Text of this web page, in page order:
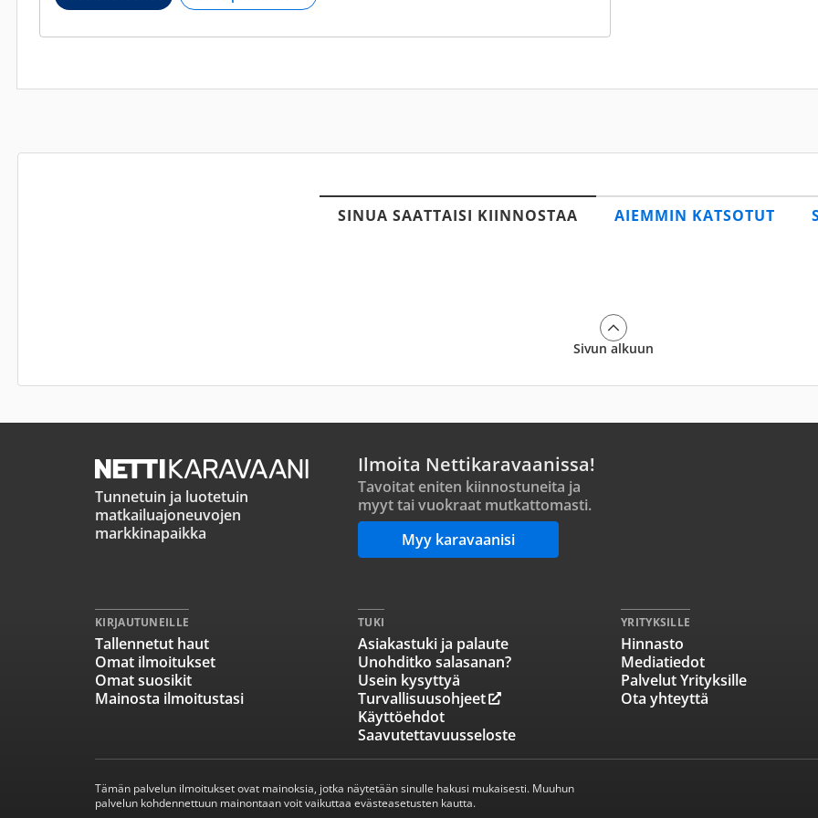
SINUA SAATTAISI KIINNOSTAA AIEMMIN KATSOTUT
Sivun alkuun
Tunnetuin ja luotetuin
matkailuajoneuvojen
markkinapaikka
Ilmoita Nettikaravaanissa!
Tavoitat eniten kiinnostuneita ja
myyt tai vuokraat mutkattomasti.
Myy karavaanisi
KIRJAUTUNEILLE
Tallennetut haut
Omat ilmoitukset
Omat suosikit
Mainosta ilmoitustasi
TUKI
Asiakastuki ja palaute
Unohditko salasanan?
Usein kysyttyä
Turvallisuusohjeet
Käyttöehdot
Saavutettavuusseloste
YRITYKSILLE
Hinnasto
Mediatiedot
Palvelut Yrityksille
Ota yhteyttä
Tämän palvelun ilmoitukset ovat mainoksia, jotka näytetään sinulle hakusi mukaisesti. Muuhun
palvelun kohdennettuun mainontaan voit vaikuttaa evästeasetusten kautta.